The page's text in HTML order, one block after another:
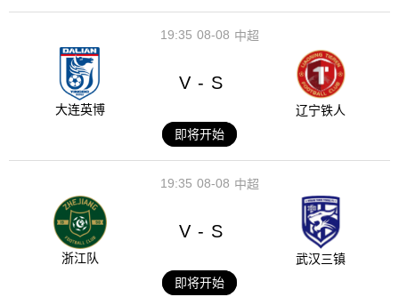
08-08
19:35 中超
大连英博
V - S
辽宁铁人
即将开始
08-08
19:35 中超
浙江队
V - S
武汉三镇
即将开始